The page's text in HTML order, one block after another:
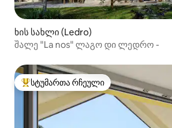
ხის სახლი (Ledro)
შალე "La nos" ლაგო დი ლედრო -
სტუმართა რჩეული მოწინავე ვარიანტი
სტუმართა რჩეული